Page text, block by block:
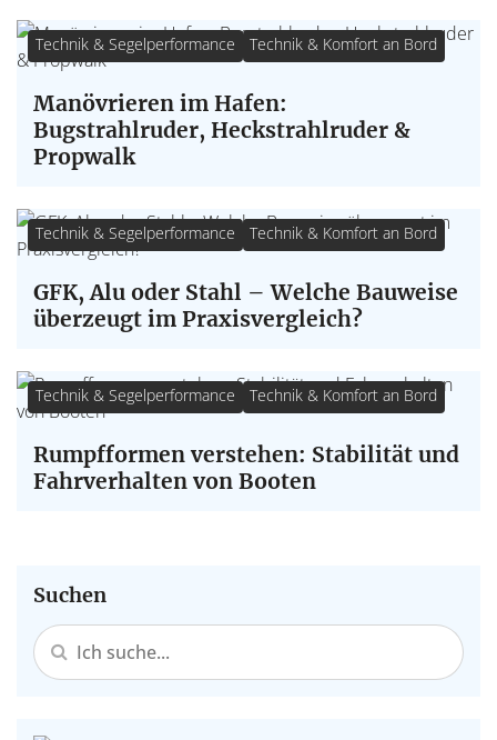
Technik & Segelperformance Technik & Komfort an Bord
Manövrieren im Hafen:
Bugstrahlruder, Heckstrahlruder &
Propwalk
Technik & Segelperformance Technik & Komfort an Bord
GFK, Alu oder Stahl – Welche Bauweise
überzeugt im Praxisvergleich?
Technik & Segelperformance Technik & Komfort an Bord
Rumpfformen verstehen: Stabilität und
Fahrverhalten von Booten
Suchen